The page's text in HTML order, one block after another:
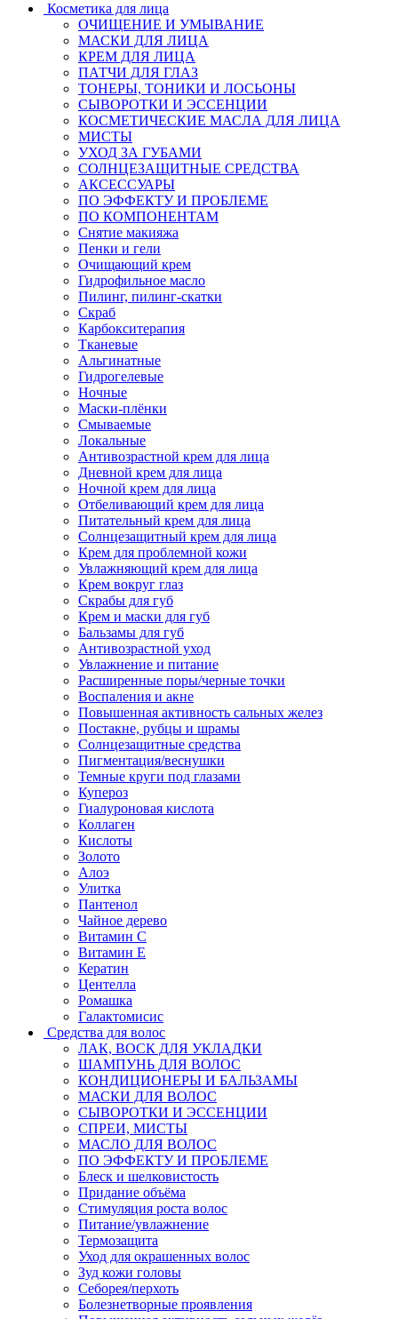
Косметика для лица
ОЧИЩЕНИЕ И УМЫВАНИЕ
МАСКИ ДЛЯ ЛИЦА
КРЕМ ДЛЯ ЛИЦА
ПАТЧИ ДЛЯ ГЛАЗ
ТОНЕРЫ, ТОНИКИ И ЛОСЬОНЫ
СЫВОРОТКИ И ЭССЕНЦИИ
КОСМЕТИЧЕСКИЕ МАСЛА ДЛЯ ЛИЦА
МИСТЫ
УХОД ЗА ГУБАМИ
СОЛНЦЕЗАЩИТНЫЕ СРЕДСТВА
АКСЕССУАРЫ
ПО ЭФФЕКТУ И ПРОБЛЕМЕ
ПО КОМПОНЕНТАМ
Снятие макияжа
Пенки и гели
Очищающий крем
Гидрофильное масло
Пилинг, пилинг-скатки
Скраб
Карбокситерапия
Тканевые
Альгинатные
Гидрогелевые
Ночные
Маски-плёнки
Смываемые
Локальные
Антивозрастной крем для лица
Дневной крем для лица
Ночной крем для лица
Отбеливающий крем для лица
Питательный крем для лица
Солнцезащитный крем для лица
Крем для проблемной кожи
Увлажняющий крем для лица
Крем вокруг глаз
Скрабы для губ
Крем и маски для губ
Бальзамы для губ
Антивозрастной уход
Увлажнение и питание
Расширенные поры/черные точки
Воспаления и акне
Повышенная активность сальных желез
Постакне, рубцы и шрамы
Солнцезащитные средства
Пигментация/веснушки
Темные круги под глазами
Купероз
Гиалуроновая кислота
Коллаген
Кислоты
Золото
Алоэ
Улитка
Пантенол
Чайное дерево
Витамин C
Витамин Е
Кератин
Центелла
Ромашка
Галактомисис
Средства для волос
ЛАК, ВОСК ДЛЯ УКЛАДКИ
ШАМПУНЬ ДЛЯ ВОЛОС
КОНДИЦИОНЕРЫ И БАЛЬЗАМЫ
МАСКИ ДЛЯ ВОЛОС
СЫВОРОТКИ И ЭССЕНЦИИ
СПРЕИ, МИСТЫ
МАСЛО ДЛЯ ВОЛОС
ПО ЭФФЕКТУ И ПРОБЛЕМЕ
Блеск и шелковистость
Придание объёма
Стимуляция роста волос
Питание/увлажнение
Термозащита
Уход для окрашенных волос
Зуд кожи головы
Себорея/перхоть
Болезнетворные проявления